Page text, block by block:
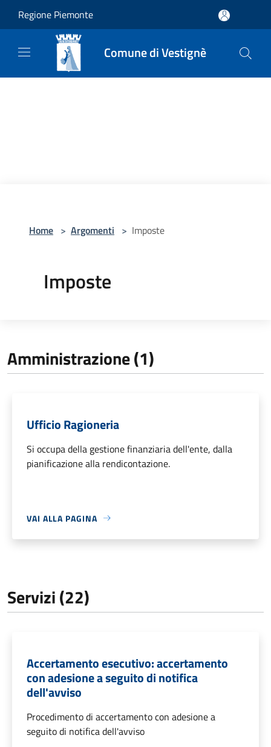
Regione Piemonte
Comune di Vestignè
Home > Argomenti > Imposte
Imposte
Amministrazione (1)
Ufficio Ragioneria
Si occupa della gestione finanziaria dell'ente, dalla
pianificazione alla rendicontazione.
VAI ALLA PAGINA
Servizi (22)
Accertamento esecutivo: accertamento
con adesione a seguito di notifica
dell'avviso
Procedimento di accertamento con adesione a
seguito di notifica dell'avviso